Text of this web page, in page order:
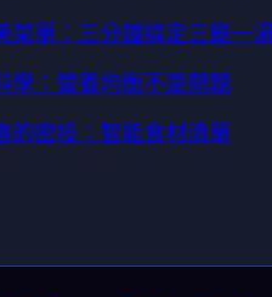
菜單：三分鐘搞定三餸一
學：營養均衡不是問題
的密技：智能食材清單